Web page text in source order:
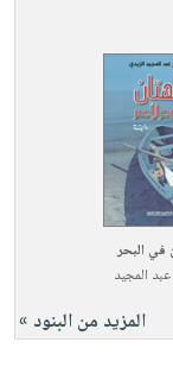
في البحر
المجيد
المزيد من البنود »